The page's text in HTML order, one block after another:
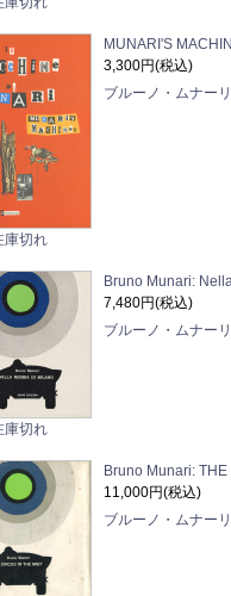
庫切れ
MUNARI'S
3,300円(税込)
ブルーノ・ムナー
庫切れ
Bruno Munari:
7,480円(税込)
ブルーノ・ムナー
Bruno Munari:
11,000円(税込)
ブルーノ・ムナー